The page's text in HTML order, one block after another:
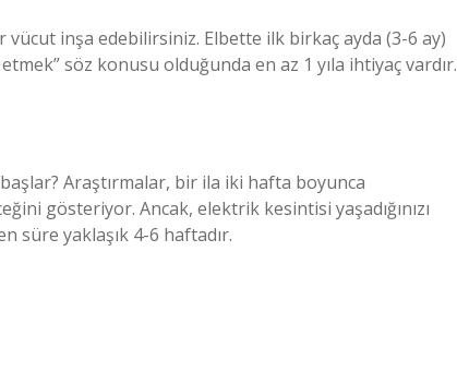
inşa edebilirsiniz. Elbette ilk birkaç ayda (3-6 ay)
söz konusu olduğunda en az 1 yıla ihtiyaç vardır.
Araştırmalar, bir ila iki hafta boyunca
gösteriyor. Ancak, elektrik kesintisi yaşadığınızı
süre yaklaşık 4-6 haftadır.